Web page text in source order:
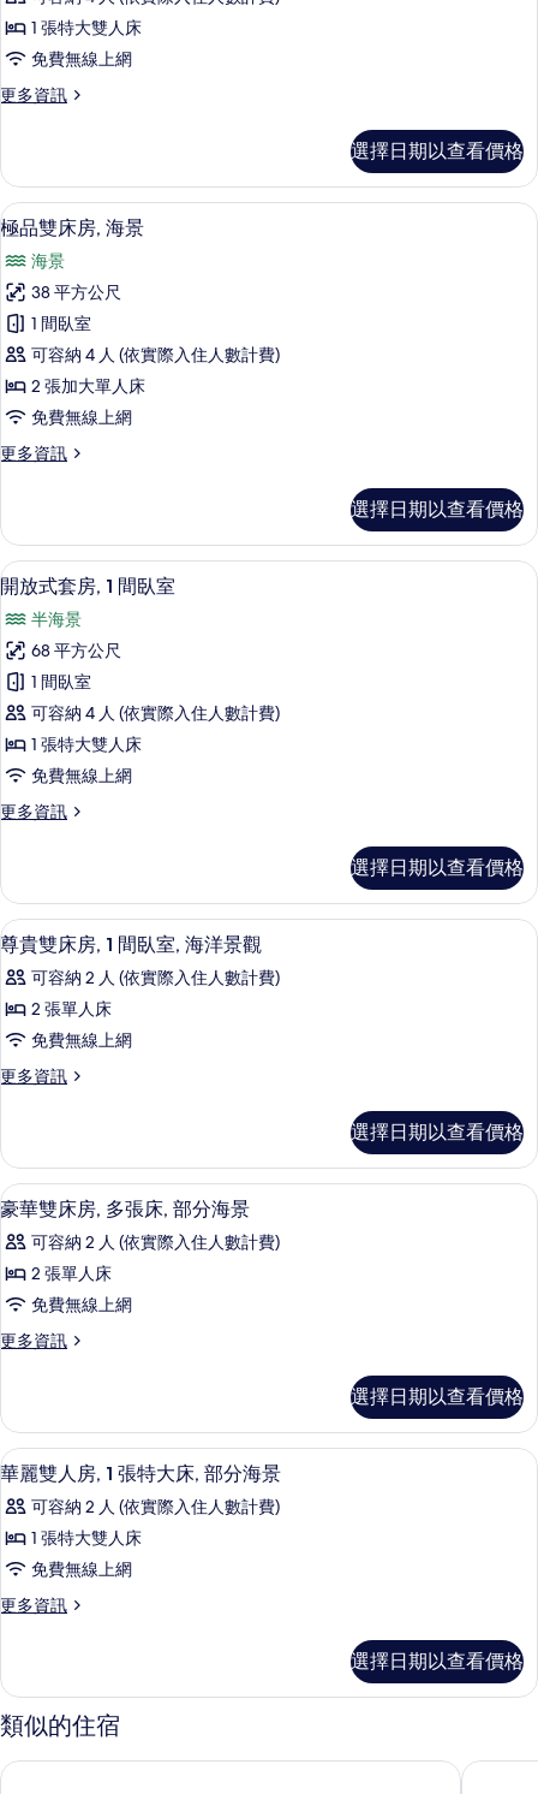
情
房,
1
張
特
雙
人
床,
海
景
的
所
有
相
片
1 張特大雙人床
免費無線上網
更多資訊
更
客
房,
1
特
大
雙
人
床,
海
景
的
情
選擇日期以查看價格
顯
示
極
品
雙
床
房,
海
景
所
有
相
片
5
極品雙床房, 海景
海景
38 平方公尺
1 間臥室
可容納 4 人 (依實際入住人數計費)
2 張加大單人床
免費無線上網
更多資訊
更
雙
床
房,
海
景
的
詳
情
選擇日期以查看價格
顯
示
開
放
式
套
房,
間
室
的
所
有
相
片
開放式套房, 1 間臥室 |
6
開放式套房, 1 間臥室
半海景
68 平方公尺
1 間臥室
可容納 4 人 (依實際入住人數計費)
1 張特大雙人床
免費無線上網
更多資訊
更
式
套
房,
間
臥
的
詳
情
選擇日期以查看價格
顯
示
尊
貴
雙
床
1
間
臥
室,
海
洋
景
所
有
相
片
迷你吧、客房內保險箱、書桌、遮光
6
尊貴雙床房, 1 間臥室, 海洋景觀
可容納 2 人 (依實際入住人數計費)
2 張單人床
免費無線上網
更多資訊
更
雙
床
房,
間
臥
海
洋
景
詳
選擇日期以查看價格
顯
示
豪
華
雙
床
多
張
床,
部
分
海
景
有
相
片
迷你吧、客房內保險箱、書桌、遮光
6
豪華雙床房, 多張床, 部分海景
可容納 2 人 (依實際入住人數計費)
2 張單人床
免費無線上網
更多資訊
更
雙
床
房,
張
床,
分
海
景
情
選擇日期以查看價格
顯
示
華
麗
雙
人
1
張
特
大
迷你吧、客房內保險箱、書桌、遮光
7
華麗雙人房, 1 張特大床, 部分海景
可容納 2 人 (依實際入住人數計費)
1 張特大雙人床
免費無線上網
更多資訊
更
雙
人
房,
張
選擇日期以查看價格
類似的住宿
坎朗海軍飯店 芽莊K'